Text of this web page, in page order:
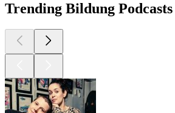
Trending Bildung Podcasts